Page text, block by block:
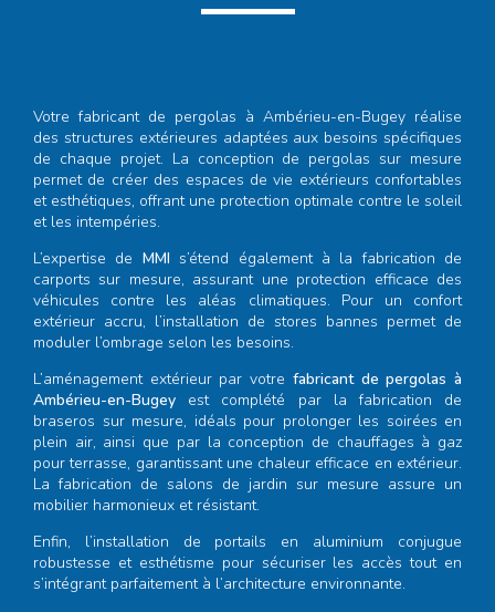
Votre fabricant de pergolas à Ambérieu-en-Bugey réalise
des structures extérieures adaptées aux besoins spécifiques
de chaque projet. La conception de pergolas sur mesure
permet de créer des espaces de vie extérieurs confortables
et esthétiques, offrant une protection optimale contre le soleil
et les intempéries.
L’expertise de MMIs’étend également à la fabrication de
carports sur mesure, assurant une protection efficace des
véhicules contre les aléas climatiques. Pour un confort
extérieur accru, l’installation de stores bannes permet de
moduler l’ombrage selon les besoins.
L’aménagement extérieur par votre fabricant de pergolas à
Ambérieu-en-Bugey est complété par la fabrication de
braseros sur mesure, idéals pour prolonger les soirées en
plein air, ainsi que par la conception de chauffages à gaz
pour terrasse, garantissant une chaleur efficace en extérieur.
La fabrication de salons de jardin sur mesure assure un
mobilier harmonieux et résistant.
Enfin, l’installation de portails en aluminium conjugue
robustesse et esthétisme pour sécuriser les accès tout en
s’intégrant parfaitement à l’architecture environnante.